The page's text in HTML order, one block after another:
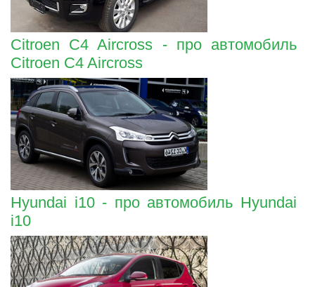
Citroen C4 Aircross - про автомобиль
Citroen C4 Aircross
Hyundai i10 - про автомобиль Hyundai
i10